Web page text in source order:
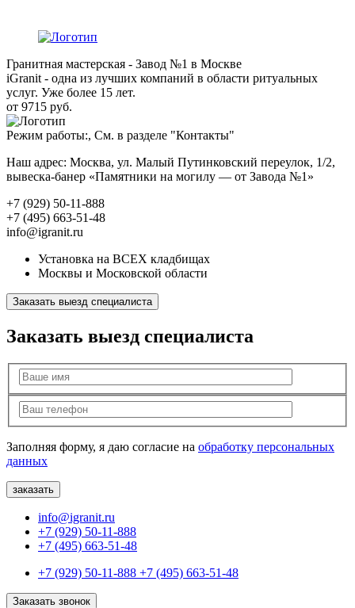
Гранитная мастерская - Завод №1 в Москве
iGranit - одна из лучших компаний в области ритуальных
услуг. Уже более 15 лет.
от 9715 руб.
Режим работы:, См. в разделе "Контакты"
Наш адрес: Москва, ул. Малый Путинковский переулок, 1/2,
вывеска-банер «Памятники на могилу — от Завода №1»
+7 (929) 50-11-888
+7 (495) 663-51-48
info@igranit.ru
Установка на ВСЕХ кладбищах
Москвы и Московской области
Заказать выезд специалиста
Заказать выезд специалиста
Заполняя форму, я даю согласие на обработку персональных
данных
info@igranit.ru
+7 (929) 50-11-888
+7 (495) 663-51-48
+7 (929) 50-11-888 +7 (495) 663-51-48
Заказать звонок